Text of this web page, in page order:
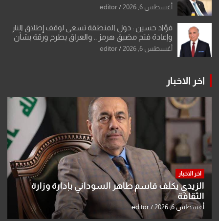
أغسطس 6, 2026 editor
فؤاد حسين : دول المنطقة تسعى لوقف إطلاق النار
وإعادة فتح مضيق هرمز .. والعراق يطرح ورقة بشأن
تحولات القدس
أغسطس 6, 2026 editor
اخر الاخبار
اخر الاخبار
الزيدي يكلّف قاسم طاهر السوداني بإدارة وزارة
الثقافة
أغسطس 6, 2026 editor